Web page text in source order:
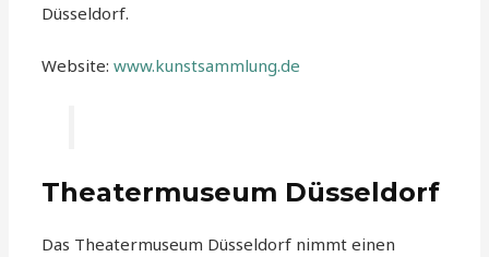
Düsseldorf.
Website:www.kunstsammlung.de
Theatermuseum Düsseldorf
Das Theatermuseum Düsseldorf nimmt einen